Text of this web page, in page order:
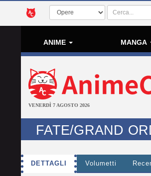
ANIME MANGA
VENERDÌ 7 AGOSTO 2026
FATE/GRAND
DETTAGLI Volumetti